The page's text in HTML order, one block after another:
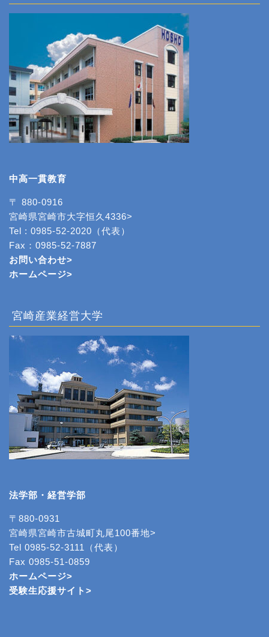
中高一貫教育
〒 880-0916
宮崎県宮崎市大字恒久4336>
Tel : 0985-52-2020（代表）
Fax：0985-52-7887
お問い合わせ>
ホームページ>
宮崎産業経営大学
法学部・経営学部
〒880-0931
宮崎県宮崎市古城町丸尾100番地>
Tel 0985-52-3111（代表）
Fax 0985-51-0859
ホームページ>
受験生応援サイト>